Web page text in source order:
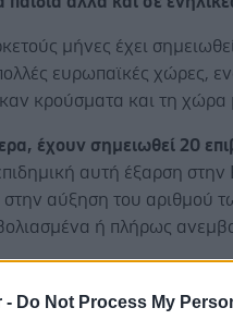
- Do Not Process My
μήνες έχει
ευρωπαϊκές χώρες,
κρούσματα και τη χώρα
έχουν σημειωθεί 20
αυτή έξαρση
στην αύξηση του αριθμού
ή πλήρως